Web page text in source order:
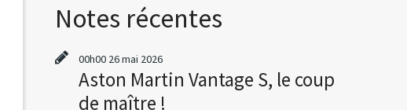
Notes récentes
00h00 26mai 2026
Aston Martin Vantage S, le coup
de maître !